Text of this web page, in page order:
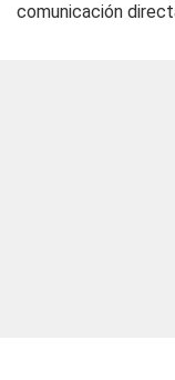
comunicación